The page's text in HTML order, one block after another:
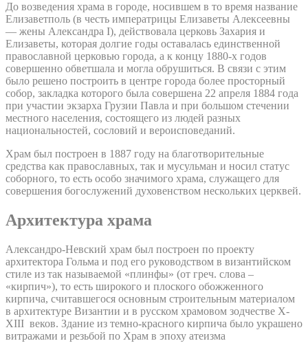
До возведения храма в городе, носившем в то время название
Елизаветполь (в честь императрицы Елизаветы Алексеевны
— жены Александра I), действовала церковь Захария и
Елизаветы, которая долгие годы оставалась единственной
православной церковью города, а к концу 1880-х годов
совершенно обветшала и могла обрушиться. В связи с этим
было решено построить в центре города более просторный
собор, закладка которого была совершена 22 апреля 1884 года
при участии экзарха Грузии Павла и при большом стечении
местного населения, состоящего из людей разных
национальностей, сословий и вероисповеданий.
Храм был построен в 1887 году на благотворительные
средства как православных, так и мусульман и носил статус
соборного, то есть особо значимого храма, служащего для
совершения богослужений духовенством нескольких церквей.
Архитектура храма
Александро-Невский храм был построен по проекту
архитектора Гольма и под его руководством в византийском
стиле из так называемой «плинфы» (от греч. слова –
«кирпич»), то есть широкого и плоского обожженного
кирпича, считавшегося основным строительным материалом
в архитектуре Византии и в русском храмовом зодчестве X-
XIII веков. Здание из темно-красного кирпича было украшено
витражами и резьбой по Храм в эпоху атеизма